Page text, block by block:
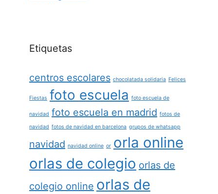
Etiquetas
centros escolares chocolatada solidaria Felices
Fiestas foto escuela foto escuela de
navidad foto escuela en madrid fotos de
navidad fotos de navidad en barcelona grupos de whatsapp
navidad navidad online or orla online
orlas de colegio orlas de
colegio online orlas de